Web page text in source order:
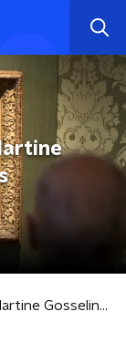
Mauritshuis-directeur Martine Gosselink over Johannes Vermeer en roofkunst